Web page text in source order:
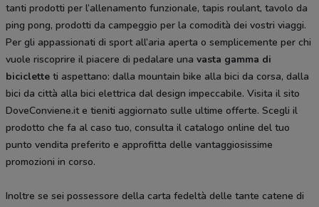
tanti prodotti per l’allenamento funzionale, tapis roulant, tavolo da
ping pong, prodotti da campeggio per la comodità dei vostri viaggi.
Per gli appassionati di sport all’aria aperta o semplicemente per chi
vuole riscoprire il piacere di pedalare una vasta gamma di
biciclette ti aspettano: dalla mountain bike alla bici da corsa, dalla
bici da città alla bici elettrica dal design impeccabile. Visita il sito
DoveConviene.it e tieniti aggiornato sulle ultime offerte. Scegli il
prodotto che fa al caso tuo, consulta il catalogo online del tuo
punto vendita preferito e approfitta delle vantaggiosissime
promozioni in corso.
Inoltre se sei possessore della carta fedeltà delle tante catene di